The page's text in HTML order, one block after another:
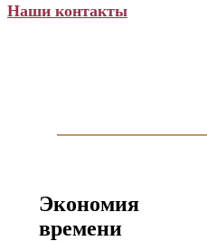
Наши контакты
Экономия
времени